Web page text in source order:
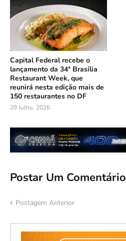
Capital Federal recebe o
lançamento da 34ª Brasília
Restaurant Week, que
reunirá nesta edição mais de
150 restaurantes no DF
29 Julho, 2026
Postar Um Comentário
Postagem Anterior